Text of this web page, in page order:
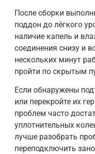
После сборки
поддон до лёгкого
наличие капель и
соединения снизу и
нескольких минут
пройти по скрытым
Если обнаружены
или перекройте их
проблем часто
уплотнительных
лучше разобрать
переподключить